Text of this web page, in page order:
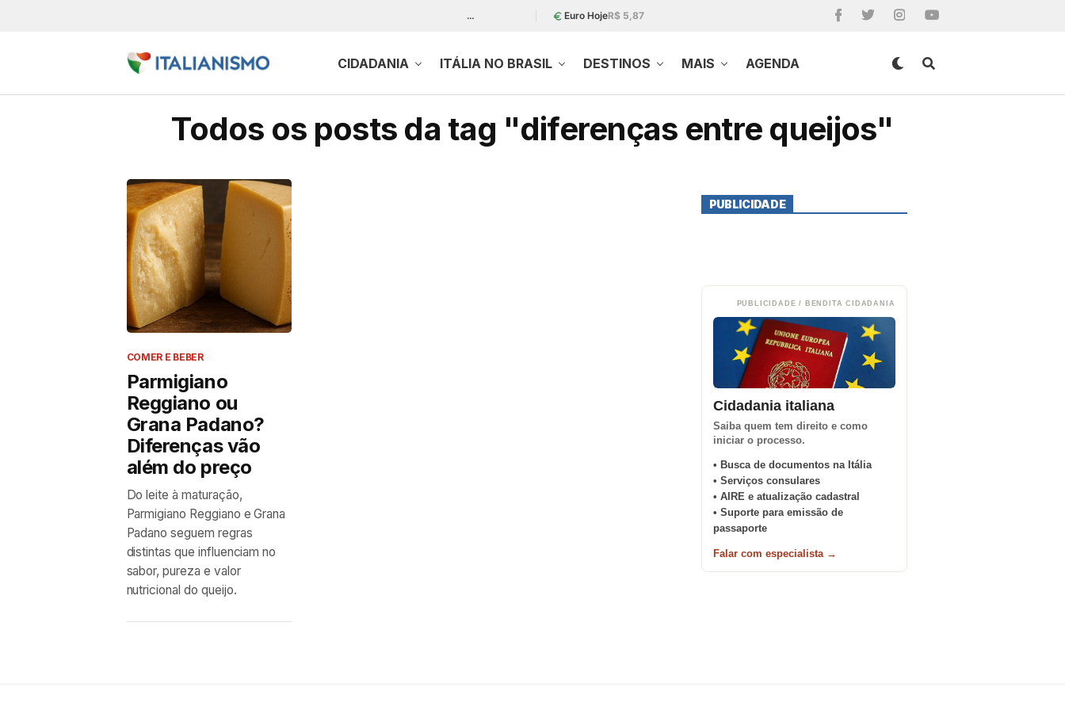
… Euro HojeR$ 5,87
CIDADANIA ITÁLIA NO BRASIL DESTINOS MAIS AGENDA
Todos os posts da tag "diferenças entre queijos"
COMER E BEBER
Parmigiano
Reggiano ou
Grana Padano?
Diferenças vão
além do preço
Do leite à maturação,
Parmigiano Reggiano e Grana
Padano seguem regras
distintas que influenciam no
sabor, pureza e valor
nutricional do queijo.
PUBLICIDADE
PUBLICIDADE / BENDITA CIDADANIA
Cidadania italiana
Saiba quem tem direito e como
iniciar o processo.
• Busca de documentos na Itália
• Serviços consulares
• AIRE e atualização cadastral
• Suporte para emissão de
passaporte
Falar com especialista →